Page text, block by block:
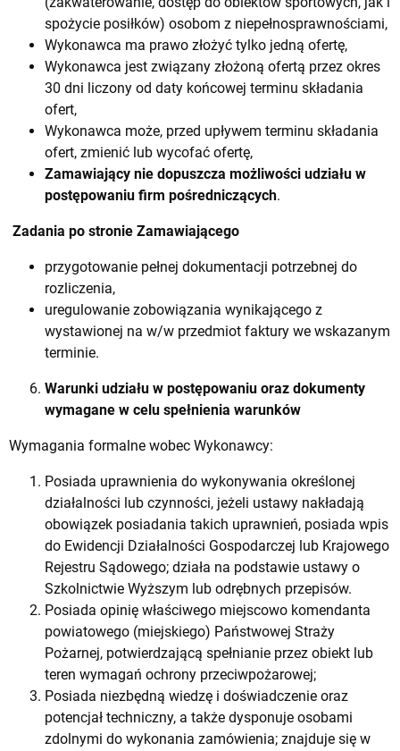
spożycie posiłków) osobom z niepełnosprawnościami,
Wykonawca ma prawo złożyć tylko jedną ofertę,
Wykonawca jest związany złożoną ofertą przez okres
30 dni liczony od daty końcowej terminu składania
ofert,
Wykonawca może, przed upływem terminu składania
ofert, zmienić lub wycofać ofertę,
Zamawiający nie dopuszcza możliwości udziału w
postępowaniu firm pośredniczących.
Zadania po stronie Zamawiającego
przygotowanie pełnej dokumentacji potrzebnej do
rozliczenia,
uregulowanie zobowiązania wynikającego z
wystawionej na w/w przedmiot faktury we wskazanym
terminie.
Warunki udziału w postępowaniu oraz dokumenty
wymagane w celu spełnienia warunków
Wymagania formalne wobec Wykonawcy:
Posiada uprawnienia do wykonywania określonej
działalności lub czynności, jeżeli ustawy nakładają
obowiązek posiadania takich uprawnień, posiada wpis
do Ewidencji Działalności Gospodarczej lub Krajowego
Rejestru Sądowego; działa na podstawie ustawy o
Szkolnictwie Wyższym lub odrębnych przepisów.
Posiada opinię właściwego miejscowo komendanta
powiatowego (miejskiego) Państwowej Straży
Pożarnej, potwierdzającą spełnianie przez obiekt lub
teren wymagań ochrony przeciwpożarowej;
Posiada niezbędną wiedzę i doświadczenie oraz
potencjał techniczny, a także dysponuje osobami
zdolnymi do wykonania zamówienia; znajduje się w